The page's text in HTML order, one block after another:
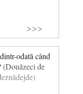
>>>
odată când
(Douăzeci de